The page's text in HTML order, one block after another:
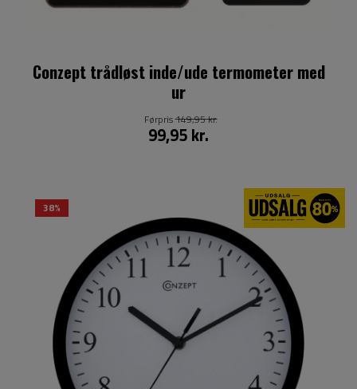
Conzept trådløst inde/ude termometer med
ur
99,95 kr.
Førpris149,95 kr.
38%